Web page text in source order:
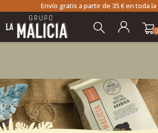
Envío gratis a partir de 35 € en toda
Ir
navegación
Ir
contenido 0